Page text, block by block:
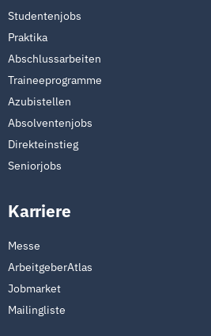
Studentenjobs
Praktika
Abschlussarbeiten
Traineeprogramme
Azubistellen
Absolventenjobs
Direkteinstieg
Seniorjobs
Karriere
Messe
ArbeitgeberAtlas
Jobmarket
Mailingliste